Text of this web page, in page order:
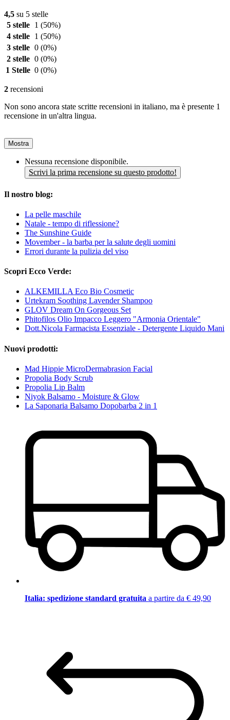
4,5 su 5 stelle
5 stelle
1 (50%)
4 stelle
1 (50%)
3 stelle 0 (0%)
2 stelle 0 (0%)
1 Stelle 0 (0%)
2 recensioni
Non sono ancora state scritte recensioni in italiano, ma è presente 1
recensione in un'altra lingua.
Mostra
Nessuna recensione disponibile.
Scrivi la prima recensione su questo prodotto!
Il nostro blog:
La pelle maschile
Natale - tempo di riflessione?
The Sunshine Guide
Movember - la barba per la salute degli uomini
Errori durante la pulizia del viso
Scopri Ecco Verde:
ALKEMILLA Eco Bio Cosmetic
Urtekram Soothing Lavender Shampoo
GLOV Dream On Gorgeous Set
Phitofilos Olio Impacco Leggero "Armonia Orientale"
Dott.Nicola Farmacista Essenziale - Detergente Liquido Mani
Nuovi prodotti:
Mad Hippie MicroDermabrasion Facial
Propolia Body Scrub
Propolia Lip Balm
Niyok Balsamo - Moisture & Glow
La Saponaria Balsamo Dopobarba 2 in 1
Italia: spedizione standard gratuita a partire da € 49,90